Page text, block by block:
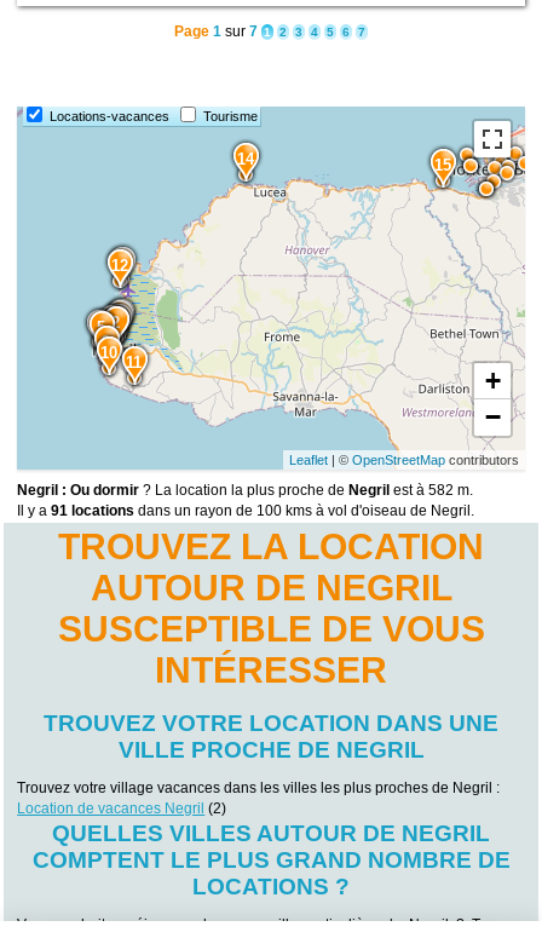
Page 1 sur 7 1 2 3 4 5 6 7
Locations-vacances Tourisme
15
14
13
12
11
10
9
8
7
65 4
3
2
1
+
−
Leaflet| © OpenStreetMapcontributors
Negril : Ou dormir ? La location la plus proche de Negril est à 582 m.
Il y a91 locations dans un rayon de 100 kms à vol d'oiseau de Negril.
TROUVEZ LA LOCATION
AUTOUR DE NEGRIL
SUSCEPTIBLE DE VOUS
INTÉRESSER
TROUVEZ VOTRE LOCATION DANS UNE
VILLE PROCHE DE NEGRIL
Trouvez votre village vacances dans les villes les plus proches de Negril :
Location de vacances Negril (2)
QUELLES VILLES AUTOUR DE NEGRIL
COMPTENT LE PLUS GRAND NOMBRE DE
LOCATIONS ?
Vous souhaitez séjourner dans une ville particulière de Negril ? Trouvez